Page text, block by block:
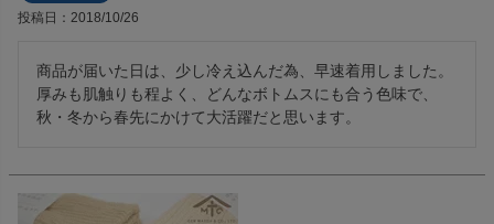
投稿日 2018/10/26
商品が届いた日は、少し冷え込んだ為、早速着用しました。
厚みも肌触りも程よく、どんなボトムスにも合う色味で、
秋・冬から春先にかけて大活躍だと思います。